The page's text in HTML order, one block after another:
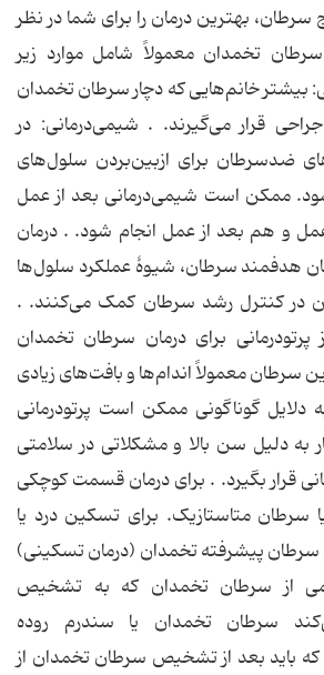
سرطان، بهترین درمان را برای شما در نظر
تخمدان معمولاً شامل موارد زیر
خانم‌هایی که دچار سرطان تخمدان
قرار می‌گیرند. . شیمی‌درمانی: در
ضدسرطان برای ازبین‌بردن سلول‌های
ممکن است شیمی‌درمانی بعد از عمل
و هم بعد از عمل انجام شود. . درمان
هدفمند سرطان، شیوهٔ عملکرد سلول‌ها
در کنترل رشد سرطان کمک می‌کنند. .
پرتودرمانی برای درمان سرطان تخمدان
سرطان معمولاً اندام‌ها و بافت‌های زیادی
دلایل گوناگونی ممکن است پرتودرمانی
به دلیل سن بالا و مشکلاتی در سلامتی
قرار بگیرد. . برای درمان قسمت کوچکی
سرطان متاستازیک. برای تسکین درد یا
سرطان پیشرفته تخمدان (درمان تسکینی)
از سرطان تخمدان که به تشخیص
سرطان تخمدان یا سندرم روده
۶ سوالی که باید بعد از تشخیص سرطان تخمدان از